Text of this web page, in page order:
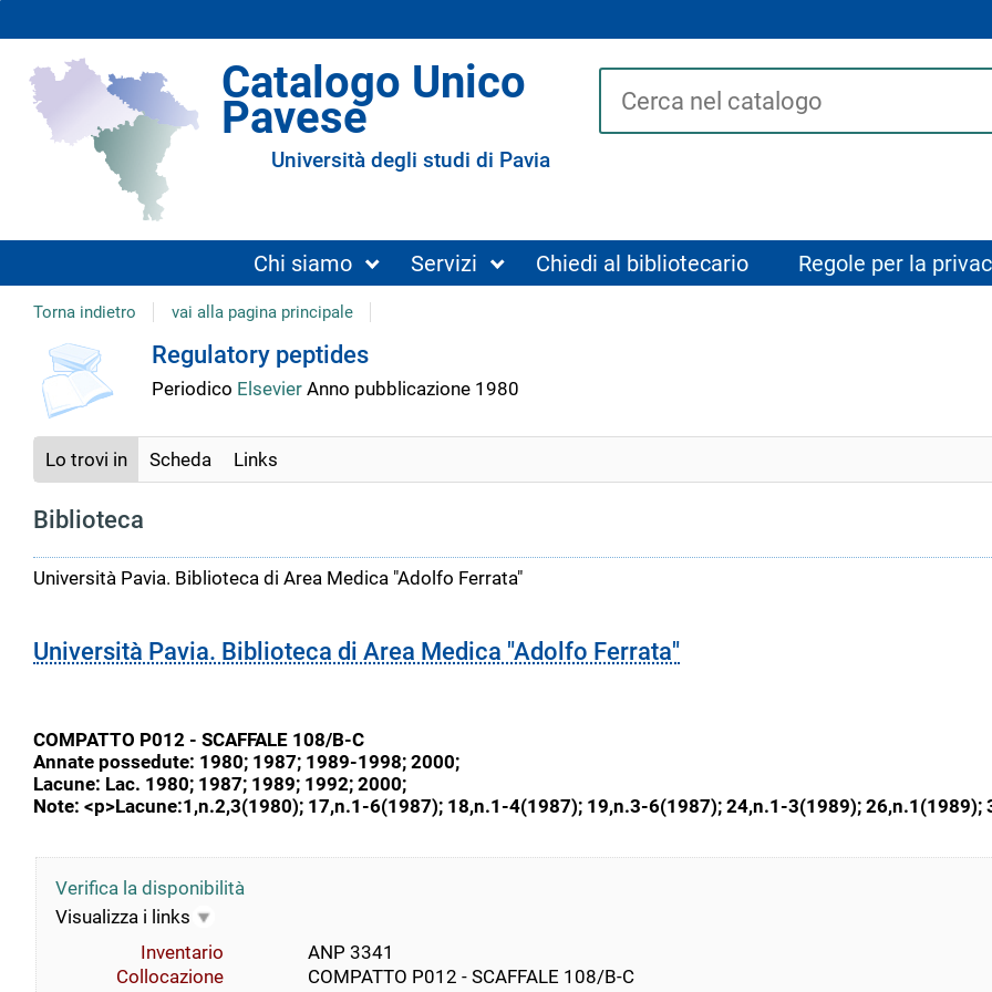
Catalogo Unico
Pavese
Università degli studi di Pavia
Cerca su "Catalogo"
Chi siamo Servizi Chiedi al bibliotecario Regole per la
Torna indietro vai alla pagina principale
Dettaglio
del
documento
copertina Regulatory peptides
Periodico Elsevier Anno pubblicazione 1980
Lo trovi in Scheda Links
Biblioteca
Università Pavia. Biblioteca di Area Medica "Adolfo Ferrata"
Università Pavia. Biblioteca di Area Medica "Adolfo Ferrata"
COMPATTO P012 - SCAFFALE 108/B-C
Annate possedute: 1980; 1987; 1989-1998; 2000;
Lacune: Lac. 1980; 1987; 1989; 1992; 2000;
Note: <p>Lacune:1,n.2,3(1980); 17,n.1-6(1987); 18,n.1-4(1987); 19,n.3-6(1987); 24,n.1-3(1989);
Verifica la disponibilità
Visualizza i links
Inventario
ANP 3341
Collocazione
COMPATTO P012 - SCAFFALE 108/B-C